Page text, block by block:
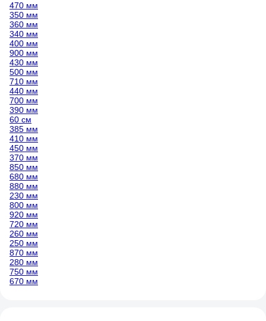
470 мм
350 мм
360 мм
340 мм
400 мм
900 мм
430 мм
500 мм
710 мм
440 мм
700 мм
390 мм
60 см
385 мм
410 мм
450 мм
370 мм
850 мм
680 мм
880 мм
230 мм
800 мм
920 мм
720 мм
260 мм
250 мм
870 мм
280 мм
750 мм
670 мм